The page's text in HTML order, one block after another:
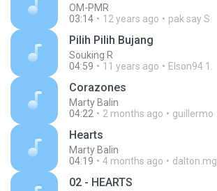
OM-PMR
03:14
12 years ago pak say S.
Pilih Pilih Bujang
Souking R
04:59
11 years ago Elson94 1.
Corazones
Marty Balin
04:22
2 months ago guillermo
Hearts
Marty Balin
04:19
4 months ago dalton.mg
02 - HEARTS